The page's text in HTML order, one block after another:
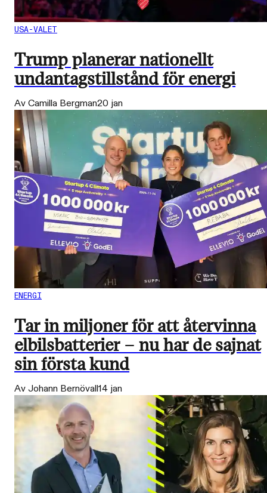
USA-VALET
Trump planerar nationellt
undantagstillstånd för energi
Av Camilla Bergman20 jan
ENERGI
Tar in miljoner för att återvinna
elbilsbatterier – nu har de sajnat
sin första kund
Av Johann Bernövall14 jan